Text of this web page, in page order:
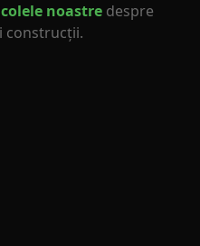
noastre despre
construcții.